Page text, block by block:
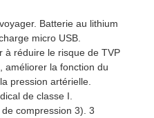
Batterie au lithium
micro USB.
à réduire le risque de TVP
améliorer la fonction du
pression artérielle.
de classe I.
compression 3). 3